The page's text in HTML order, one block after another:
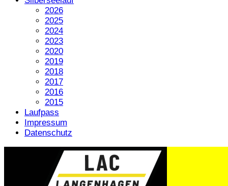
2026
2025
2024
2023
2020
2019
2018
2017
2016
2015
Laufpass
Impressum
Datenschutz